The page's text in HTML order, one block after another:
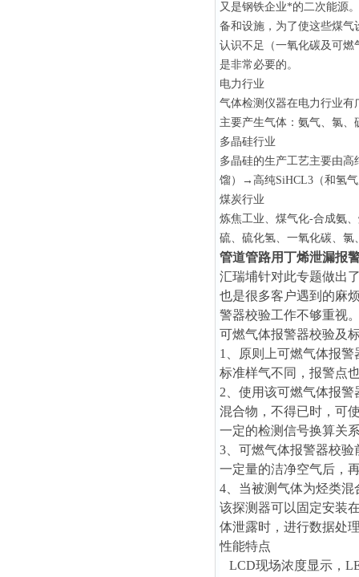
又是钢铁企业*的二次能源
备和设施，为了使这些煤
认识不足（一氧化碳及可
是非常必要的。
电力行业
气体检测仪器在电力行业
主要产生气体：氨气、氯
多晶硅行业
多晶硅的生产工艺主要由
馏）→高纯SiHCL3（和氢
煤炭行业
炼焦工业、煤气化-合成氨
硫、硫化氢、一氧化碳、
管道管路用丁烯泄漏报
汇瑞埔针对此专题做出
也是很多客户遇到的麻
警器校验工作不够重视
可燃气体报警器校验及
1、原则上可燃气体报
标准样气不同，报警点
2、使用该可燃气体报
混合物，不得已时，可
一定的检测信号换算关
3、可燃气体报警器校
一定量的洁净空气后，
4、当被测气体为烃类混
该探测器可以固定安装
体泄露时，进行数据处
性能特点
LCD现场浓度显示，